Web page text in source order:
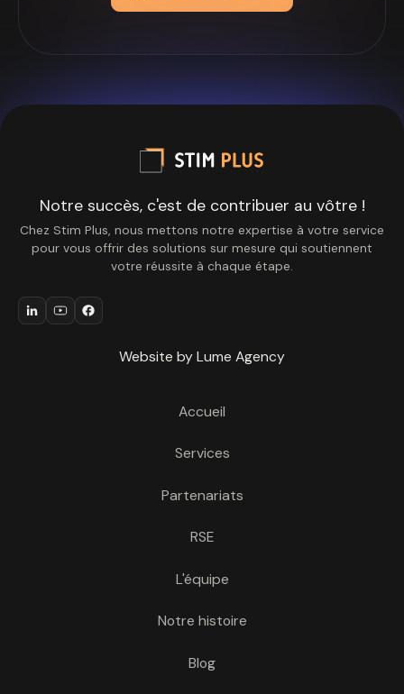
Notre succès, c'est de contribuer au vôtre !
Chez Stim Plus, nous mettons notre expertise à votre service
pour vous offrir des solutions sur mesure qui soutiennent
votre réussite à chaque étape.
Website by Lume Agency
Accueil
Services
Partenariats
RSE
L'équipe
Notre histoire
Blog